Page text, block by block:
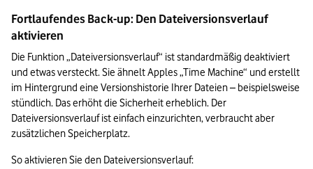
Fortlaufendes Back-up: Den Dateiversionsverlauf
aktivieren
Die Funktion „Dateiversionsverlauf“ ist standardmäßig deaktiviert
und etwas versteckt. Sie ähnelt Apples „Time Machine“ und erstellt
im Hintergrund eine Versionshistorie Ihrer Dateien – beispielsweise
stündlich. Das erhöht die Sicherheit erheblich. Der
Dateiversionsverlauf ist einfach einzurichten, verbraucht aber
zusätzlichen Speicherplatz.
So aktivieren Sie den Dateiversionsverlauf: